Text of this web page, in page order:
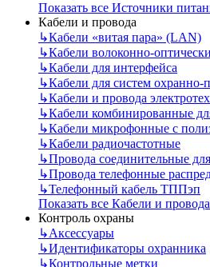
Показать все Источники
Кабели и провода
↳Кабели «витая пара» (LAN)
↳Кабели волоконно-
↳Кабели для интерфейса
↳Кабели для систем
↳Кабели и провода
↳Кабели комбинированные
↳Кабели микрофонные с
↳Кабели радиочастотные
↳Провода соединительные
↳Провода телефонные
↳Телефонный кабель ТППэп
Показать все Кабели и провода
Контроль охраны
↳Аксессуары
↳Идентификаторы охранника
↳Контрольные метки